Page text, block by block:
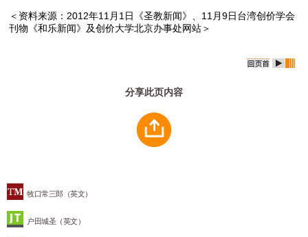
牧口常三郎（英文）
户田城圣（英文）
＜资料来源：2012年11月1日《圣教新闻》、11月9日台湾创价学会
刊物《和乐新闻》及创价大学北京办事处网站＞
分享此页内容